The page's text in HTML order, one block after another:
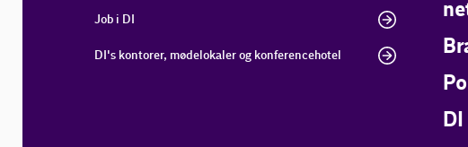
Job i DI
DI's kontorer, mødelokaler og konferencehotel